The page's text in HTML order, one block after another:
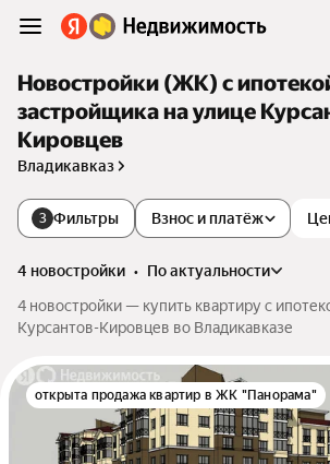
Новостройки (ЖК) с
застройщика на улице
Кировцев
Владикавказ
3 Фильтры Взнос и платёж
4 новостройки •
по актуальности
4 новостройки — купить квартиру с
Курсантов-Кировцев во Владикавказе
открыта продажа квартир в ЖК "Панорама"